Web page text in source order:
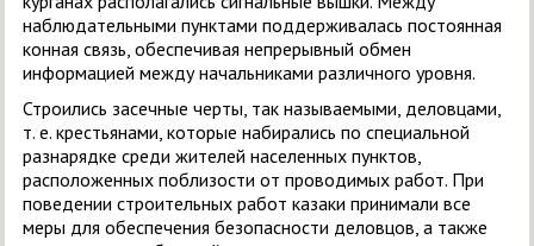
наблюдательными пунктами поддерживалась постоянная
конная связь, обеспечивая непрерывный обмен
информацией между начальниками различного уровня.
Строились засечные черты, так называемыми, деловцами,
т. е. крестьянами, которые набирались по специальной
разнарядке среди жителей населенных пунктов,
расположенных поблизости от проводимых работ. При
поведении строительных работ казаки принимали все
меры для обеспечения безопасности деловцов, а также